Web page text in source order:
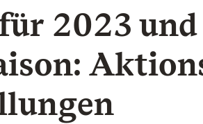
2023